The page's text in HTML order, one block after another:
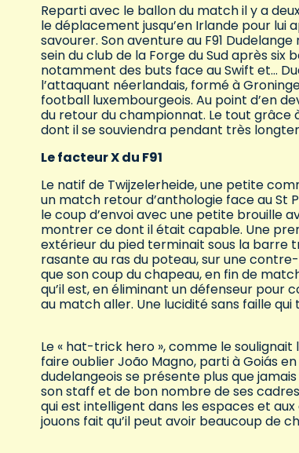
Reparti avec le ballon du match il y a
le déplacement jusqu’en Irlande pour lui
savourer. Son aventure au F91
sein du club de la Forge du Sud après six
notamment des buts face au Swift et…
l’attaquant néerlandais, formé à
football luxembourgeois. Au point d’en
du retour du championnat. Le tout
dont il se souviendra pendant très
Le facteur X du F91
Le natif de Twijzelerheide, une petite
un match retour d’anthologie face au St
le coup d’envoi avec une petite brouille
montrer ce dont il était capable. Une
extérieur du pied terminait sous la barre
rasante au ras du poteau, sur une
que son coup du chapeau, en fin de
qu’il est, en éliminant un défenseur pour
au match aller. Une lucidité sans faille
Le « hat-trick hero », comme le
faire oublier João Magno, parti à Goiás
dudelangeois se présente plus que
son staff et de bon nombre de ses
qui est intelligent dans les espaces et
jouons fait qu’il peut avoir beaucoup de